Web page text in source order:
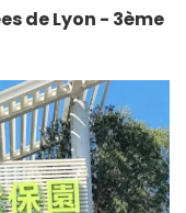
de Lyon - 3ème